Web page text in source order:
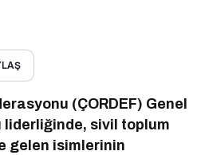
(ÇORDEF) Genel
liderliğinde, sivil toplum
gelen isimlerinin